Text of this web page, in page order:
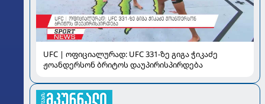
UFC | ოფიციალურად: UFC 331-ზე გიგა ჭიკაძე
ჟოანდერსონ ბრიტოს დაუპირისპირდება